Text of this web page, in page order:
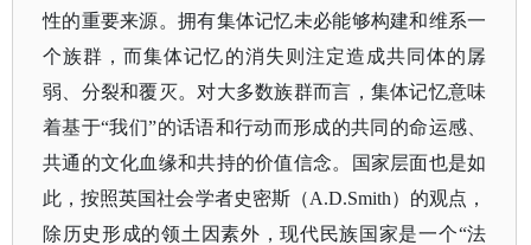
性的重要来源。拥有集体记忆未必能够构建和维系一
个族群，而集体记忆的消失则注定造成共同体的孱
弱、分裂和覆灭。对大多数族群而言，集体记忆意味
着基于“我们”的话语和行动而形成的共同的命运感、
共通的文化血缘和共持的价值信念。
国家层面也是如
此，按照英国社会学者史密斯（A.D.Smith）的观点，
除历史形成的领土因素外，现代民族国家是一个“法